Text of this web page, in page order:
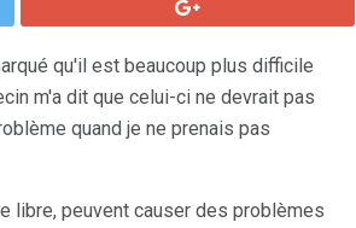
qu'il est beaucoup plus difficile
m'a dit que celui-ci ne devrait pas
quand je ne prenais pas
libre, peuvent causer des problèmes